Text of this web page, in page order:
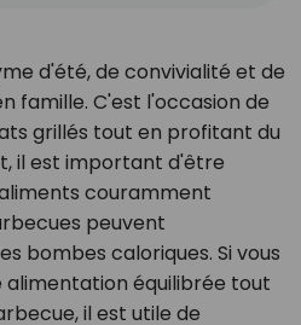
d'été, de convivialité et de
famille. C'est l'occasion de
grillés tout en profitant du
il est important d'être
couramment
peuvent
bombes caloriques. Si vous
alimentation équilibrée tout
il est utile de